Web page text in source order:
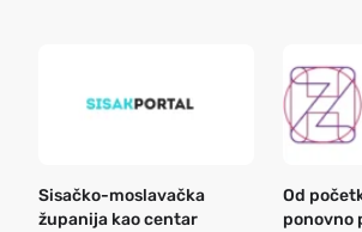
Sisačko-moslavačka
županija kao centar
Od
ponovno